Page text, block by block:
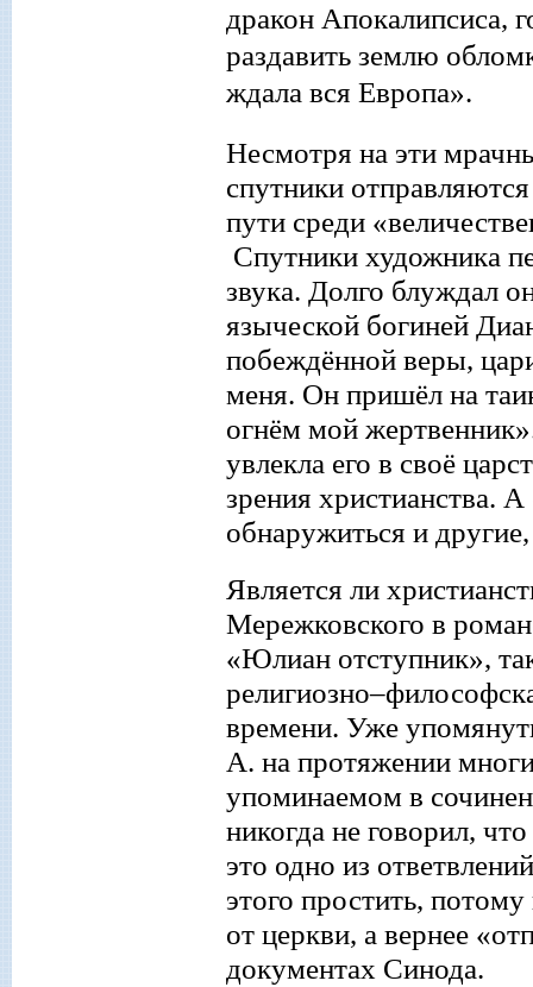
дракон Апокалипсиса,
раздавить землю
ждала вся Европа».
Несмотря на эти
спутники
пути среди
Спутники художника
звука. Долго блуждал
языческой богиней
побеждённой веры,
меня. Он пришёл на
огнём мой
увлекла его в своё
зрения христианства.
обнаружиться и
Является ли
Мережковского в
«Юлиан отступник»,
времени. Уже
А. на протяжении
упоминаемом в
никогда не говорил,
это одно из
этого простить,
от церкви, а вернее
документах Синода.